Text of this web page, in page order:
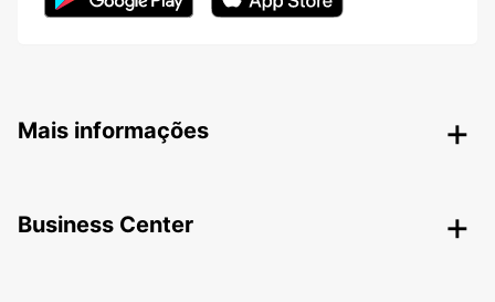
Mais informações
Business Center